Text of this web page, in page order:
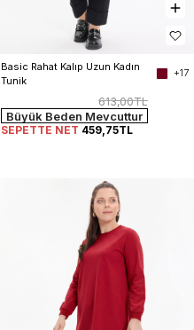
Basic Rahat Kalıp Uzun Kadın
Tunik
+17
613,00TL
Büyük Beden Mevcuttur
SEPETTE NET 459,75TL